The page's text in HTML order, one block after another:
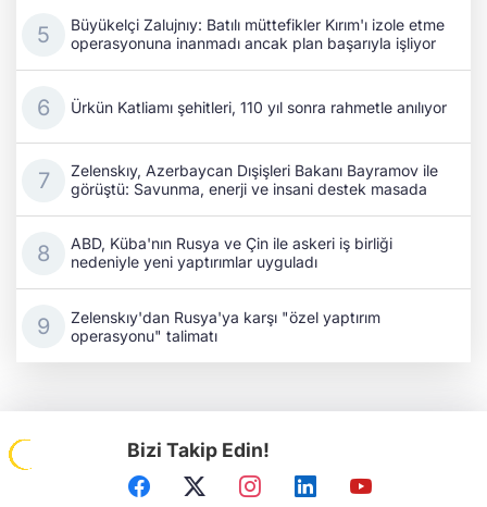
Büyükelçi Zalujnıy: Batılı müttefikler Kırım'ı izole etme
operasyonuna inanmadı ancak plan başarıyla işliyor
Ürkün Katliamı şehitleri, 110 yıl sonra rahmetle anılıyor
Zelenskıy, Azerbaycan Dışişleri Bakanı Bayramov ile
görüştü: Savunma, enerji ve insani destek masada
ABD, Küba'nın Rusya ve Çin ile askeri iş birliği
nedeniyle yeni yaptırımlar uyguladı
Zelenskıy'dan Rusya'ya karşı "özel yaptırım
operasyonu" talimatı
Bizi Takip Edin!